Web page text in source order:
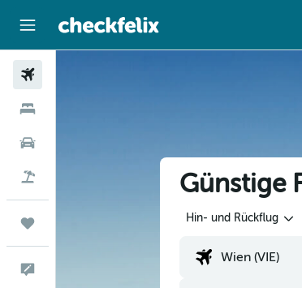
Günstige
Hin- und Rückflug